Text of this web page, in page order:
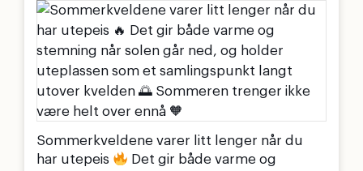
Sommerkveldene varer litt lenger når du
har utepeis
Det gir både varme og